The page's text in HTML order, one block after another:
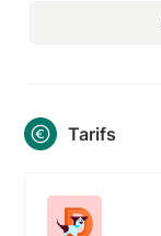
Tarifs